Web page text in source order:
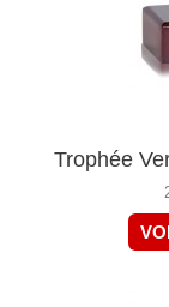
Trophée